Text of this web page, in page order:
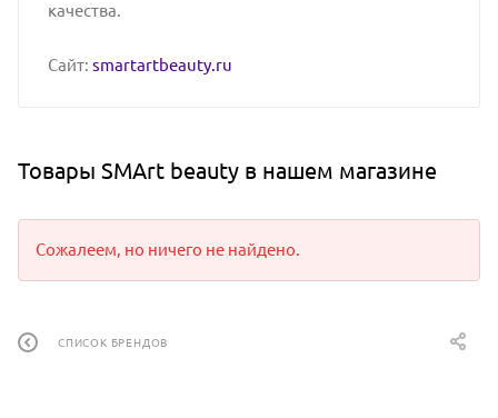
качества.
Сайт: smartartbeauty.ru
Товары SMArt beauty в нашем магазине
Сожалеем, но ничего не найдено.
СПИСОК БРЕНДОВ